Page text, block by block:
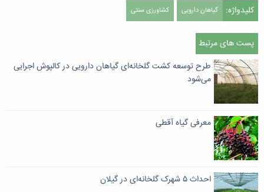
کلیدواژه: گیاهان دارویی کشاورزی سنتی
پست های مرتبط
طرح توسعه کشت گلخانه‌ای گیاهان دارویی در کالپوش اجرایی
می‌شود
معرفی گیاه آقطی
احداث ۵ شهرک گلخانه‌ای در گیلان